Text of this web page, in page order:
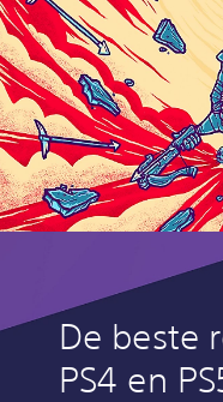
De beste
PS4 en